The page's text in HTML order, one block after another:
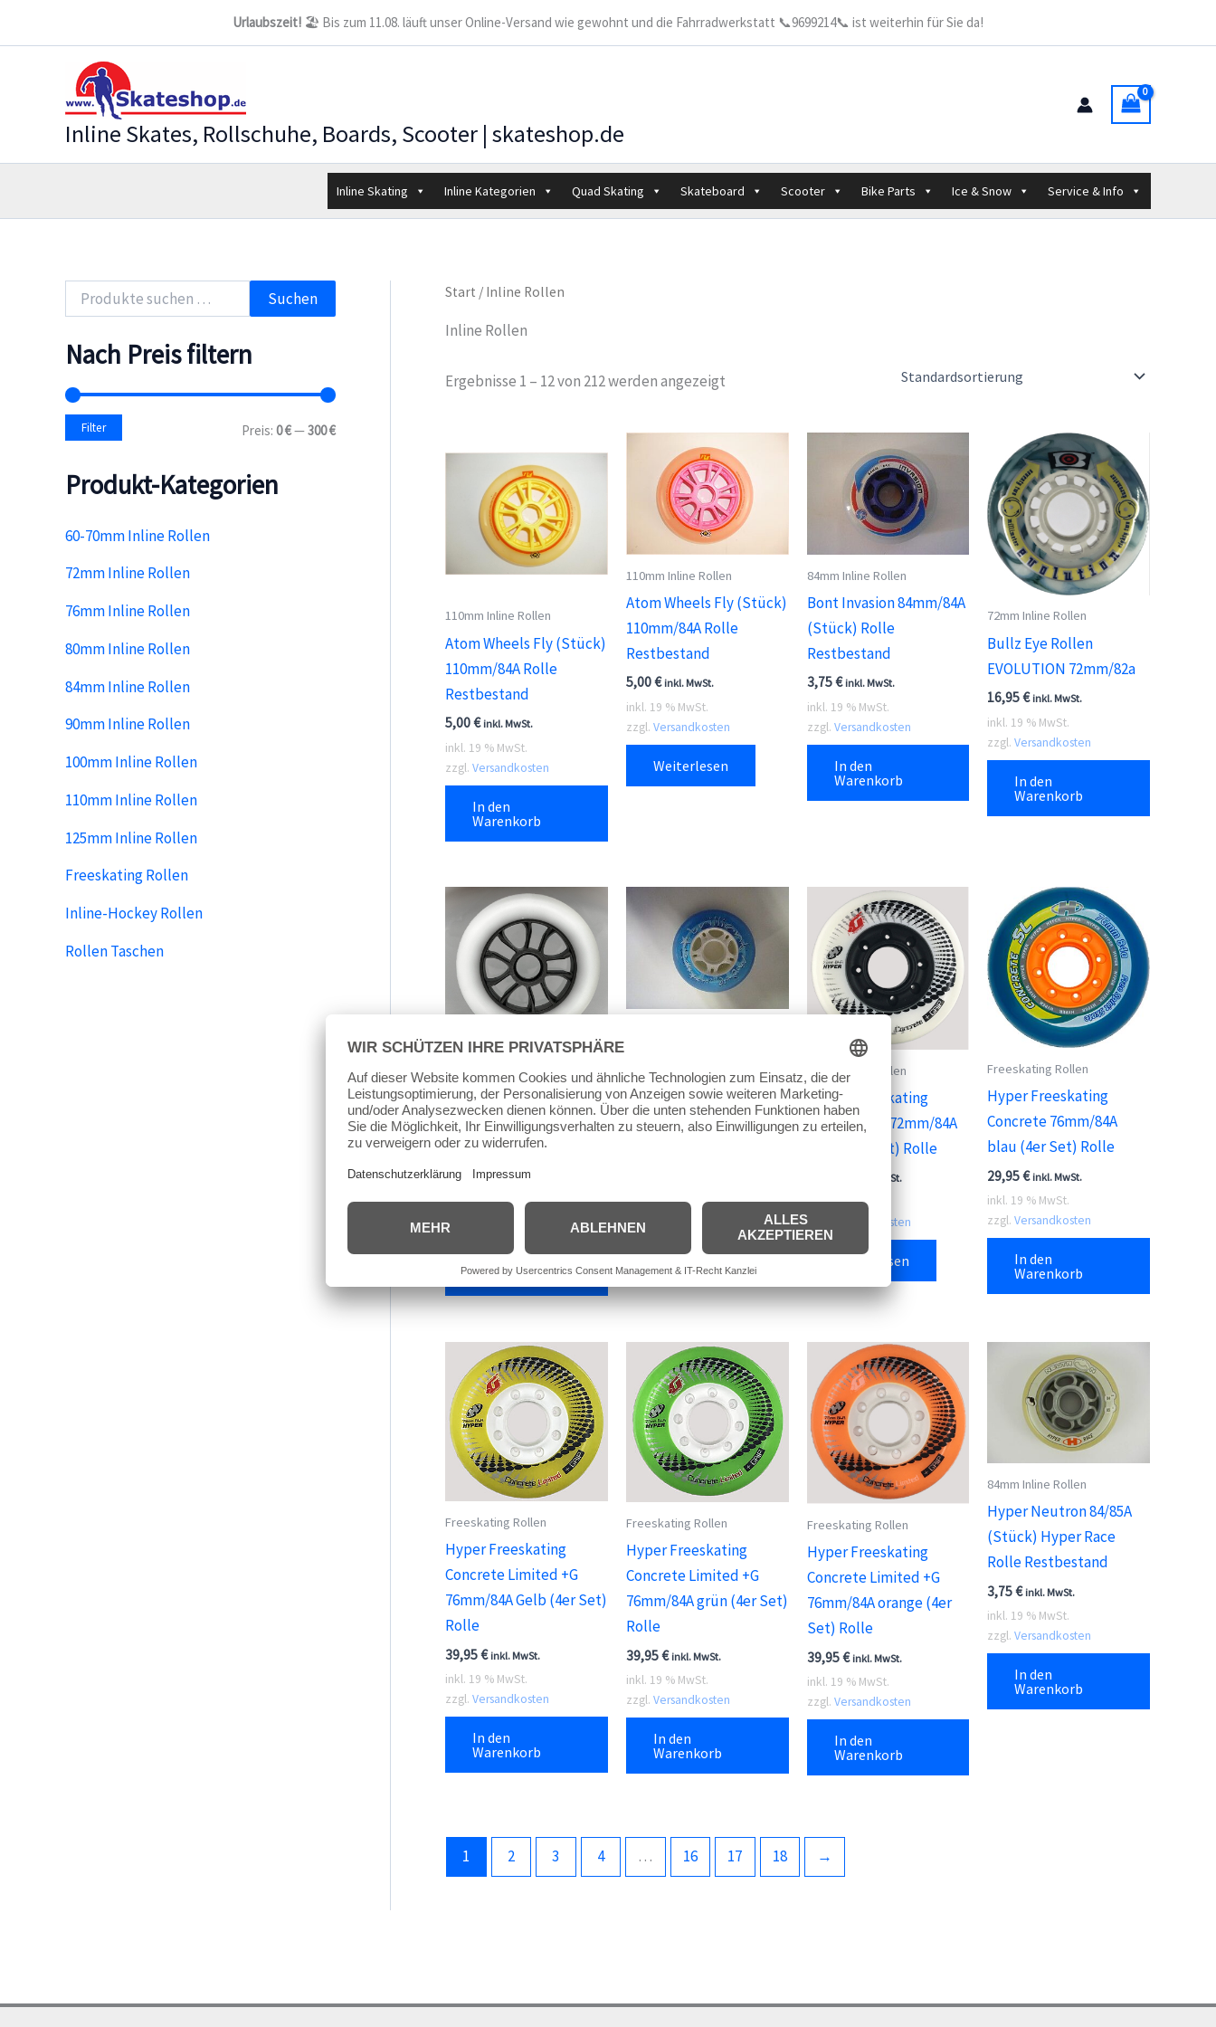
Urlaubszeit! 🏖️ Bis zum 11.08. läuft unser Online-Versand wie gewohnt und die Fahrradwerkstatt 📞9699214📞 ist weiterhin für Sie da!
Inline Skates, Rollschuhe, Boards, Scooter | skateshop.de
Inline Skating Inline Kategorien Quad Skating Skateboard Scooter Bike Parts Ice & Snow Service & Info
h
e
n
a
Suchen
Nach Preis filtern
M
i
M
a
Filter Preis: 0 €—300 €
Produkt-Kategorien
60-70mm Inline Rollen
72mm Inline Rollen
76mm Inline Rollen
80mm Inline Rollen
84mm Inline Rollen
90mm Inline Rollen
100mm Inline Rollen
110mm Inline Rollen
125mm Inline Rollen
Freeskating Rollen
Inline-Hockey Rollen
Rollen Taschen
Start / Inline Rollen
Inline Rollen
Ergebnisse 1 – 12 von 212 werden angezeigt
110mm Inline Rollen
Atom Wheels Fly (Stück)
110mm/84A Rolle
Restbestand
5,00€ inkl. MwSt.
inkl. 19 % MwSt.
zzgl. Versandkosten
In den
Warenkorb
110mm Inline Rollen
Atom Wheels Fly (Stück)
110mm/84A Rolle
Restbestand
5,00€ inkl. MwSt.
inkl. 19 % MwSt.
zzgl. Versandkosten
Weiterlesen
84mm Inline Rollen
Bont Invasion 84mm/84A
(Stück) Rolle
Restbestand
3,75€ inkl. MwSt.
inkl. 19 % MwSt.
zzgl. Versandkosten
In den
Warenkorb
72mm Inline Rollen
Bullz Eye Rollen
EVOLUTION 72mm/82a
16,95€ inkl. MwSt.
inkl. 19 % MwSt.
zzgl.Versandkosten
In den
Warenkorb
110mm Inline Rollen
EO-Skates-Wheels
GHOST 110mm/85A
(Stück)
9,99 € inkl. MwSt.
inkl. 19 % MwSt.
zzgl.
Warenkorb
76/82A (Stück) Rolle
Restbestand
3,49€ inkl. MwSt.
72mm Inline Rollen
Hyper Freeskating
Concrete +G 72mm/84A
weiß (4er Set) Rolle
inkl. MwSt.
inkl. 19 % MwSt.
zzgl.
Versandkosten
Weiterlesen
Freeskating Rollen
Hyper Freeskating
Concrete 76mm/84A
blau (4er Set) Rolle
29,95€ inkl. MwSt.
inkl. 19 % MwSt.
zzgl.Versandkosten
In den
Warenkorb
Freeskating Rollen
Hyper Freeskating
Concrete Limited +G
76mm/84A Gelb (4er Set)
Rolle
39,95€ inkl. MwSt.
inkl. 19 % MwSt.
zzgl. Versandkosten
In den
Warenkorb
Freeskating Rollen
Hyper Freeskating
Concrete Limited +G
76mm/84A grün (4er Set)
Rolle
39,95€ inkl. MwSt.
inkl. 19 % MwSt.
zzgl. Versandkosten
In den
Warenkorb
Freeskating Rollen
Hyper Freeskating
Concrete Limited +G
76mm/84A orange (4er
Set) Rolle
39,95€ inkl. MwSt.
inkl. 19 % MwSt.
zzgl. Versandkosten
In den
Warenkorb
84mm Inline Rollen
Hyper Neutron 84/85A
(Stück) Hyper Race
Rolle Restbestand
3,75€ inkl. MwSt.
inkl. 19 % MwSt.
zzgl.Versandkosten
In den
Warenkorb
1 2 3 4 … 16 17 18 →